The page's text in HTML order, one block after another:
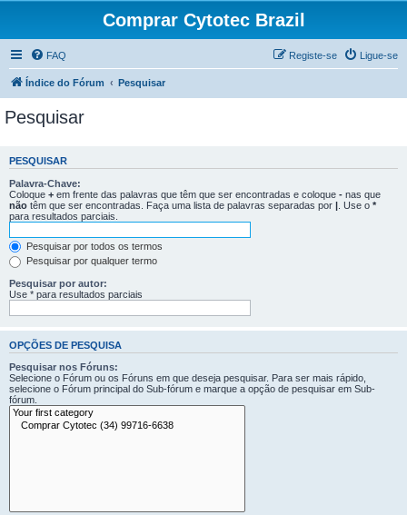
Comprar Cytotec Brazil
FAQ Ligue-se
Registe-se
Índice do Fórum Pesquisar
Pesquisar
PESQUISAR
Palavra-Chave:
Coloque + em frente das palavras que têm que ser encontradas e coloque - nas que
não têm que ser encontradas. Faça uma lista de palavras separadas por | . Use o *
para resultados parciais.
Pesquisar por todos os termos
Pesquisar por qualquer termo
Pesquisar por autor:
Use * para resultados parciais
OPÇÕES DE PESQUISA
Pesquisar nos Fóruns:
Selecione o Fórum ou os Fóruns em que deseja pesquisar. Para ser mais rápido,
selecione o Fórum principal do Sub-fórum e marque a opção de pesquisar em Sub-
fórum.